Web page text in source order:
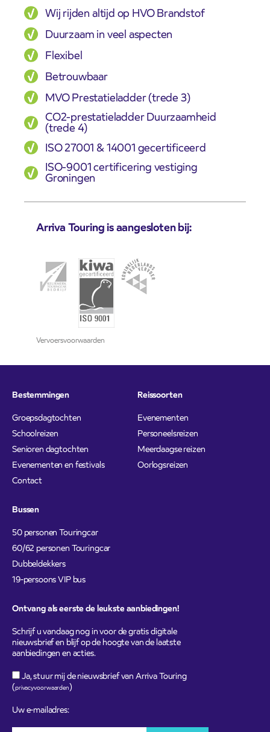
Wij rijden altijd op HVO Brandstof
Duurzaam in veel aspecten
Flexibel
Betrouwbaar
MVO Prestatieladder (trede 3)
CO2-prestatieladder Duurzaamheid
(trede 4)
ISO 27001 & 14001 gecertificeerd
ISO-9001 certificering vestiging
Groningen
Arriva Touring is aangesloten bij:
Vervoersvoorwaarden
Bestemmingen
Groepsdagtochten
Schoolreizen
Senioren dagtochten
Evenementen en festivals
Contact
Reissoorten
Evenementen
Personeelsreizen
Meerdaagse reizen
Oorlogsreizen
Bussen
50 personen Touringcar
60/62 personen Touringcar
Dubbeldekkers
19-persoons VIP bus
Ontvang als eerste de leukste aanbiedingen!
Schrijf u vandaag nog in voor de gratis digitale
nieuwsbrief en blijf op de hoogte van de laatste
aanbiedingen en acties.
Ja, stuur mij de nieuwsbrief van Arriva Touring
(privacyvoorwaarden)
Uw e-mailadres: